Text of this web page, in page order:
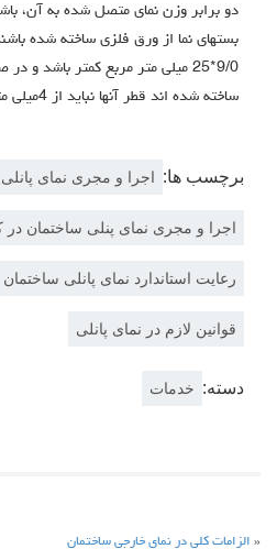
دو برابر وزن نماي متصل شده به آن،
بستهاي نما از ورق فلزي ساخته شده باشند
9/0*25 میلی متر مربع کمتر باشد و
ساخته شده اند قطر آنها نباید از 4میلی متر کمتر باشد.
برچسب ها: اجرا و مجری نمای
اجرا و مجری نمای پنلی ساختمان در
رعایت استاندارد نمای پانلی ساختمان
قوانین لازم در نمای پانلی
دسته: خدمات
« الزامات کلی در نمای خارجی ساختمان